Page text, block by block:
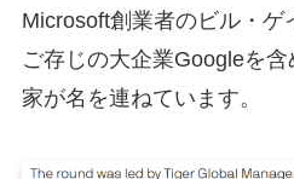
Microsoft創業者のビル・ゲ
ご存じの大企業Googleを
家が名を連ねています。